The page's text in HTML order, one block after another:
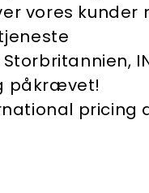
vores kunder
påkrævet!
pricing